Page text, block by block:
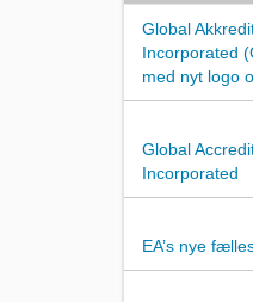
Global
Incorporated
med nyt logo
Global
Incorporated
EA’s nye